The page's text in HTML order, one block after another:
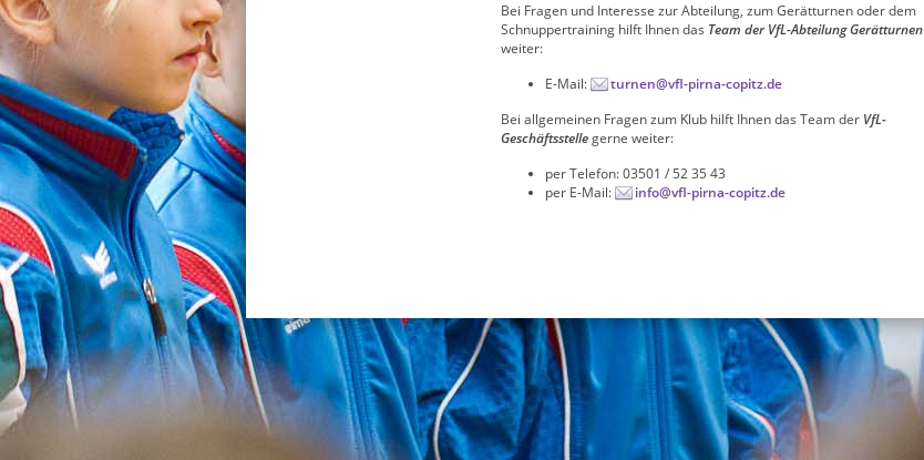
Bei Fragen und Interesse zur Abteilung, zum Gerätturnen oder dem
Schnuppertraining hilft Ihnen das Team der VfL-Abteilung Gerätturnen
weiter:
E-Mail:
turnen@vfl-pirna-copitz.de
Bei allgemeinen Fragen zum Klub hilft Ihnen das Team der VfL-
Geschäftsstellegerne weiter:
per Telefon: 03501 / 52 35 43
per E-Mail:
info@vfl-pirna-copitz.de